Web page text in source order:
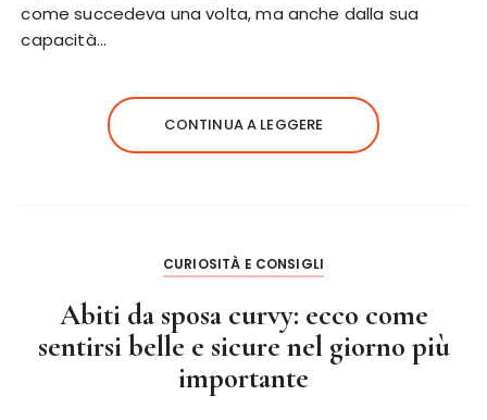
come succedeva una volta, ma anche dalla sua
capacità…
CONTINUA A LEGGERE
CURIOSITÀ E CONSIGLI
Abiti da sposa curvy: ecco come
sentirsi belle e sicure nel giorno più
importante